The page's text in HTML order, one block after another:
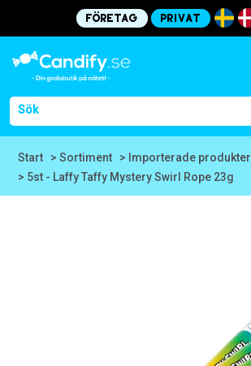
Företag Privat
Start > Sortiment > Importerade produkter
> 5st - Laffy Taffy Mystery Swirl Rope 23g